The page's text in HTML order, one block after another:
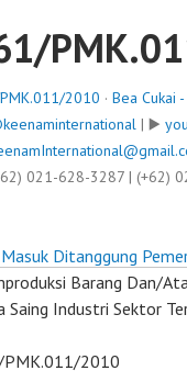
2010 · Bea Cukai
| ▶️
021-628-3287 | (+62)
Ditanggung
Barang Dan/
Saing Industri Sektor
2010